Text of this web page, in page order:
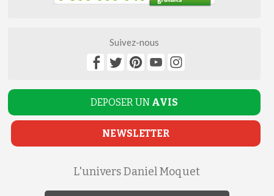
Suivez-nous
DEPOSER UN AVIS
NEWSLETTER
L'univers Daniel Moquet